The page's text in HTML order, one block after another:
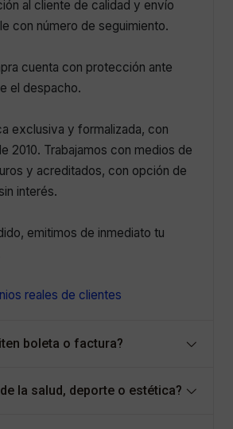
al cliente de calidad y envío
con número de seguimiento.
cuenta con protección ante
el despacho.
exclusiva y formalizada, con
2010. Trabajamos con medios de
y acreditados, con opción de
interés.
emitimos de inmediato tu
reales de clientes
boleta o factura?
la salud, deporte o estética?